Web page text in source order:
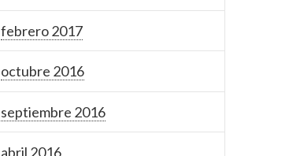
febrero 2017
octubre 2016
septiembre 2016
abril 2016